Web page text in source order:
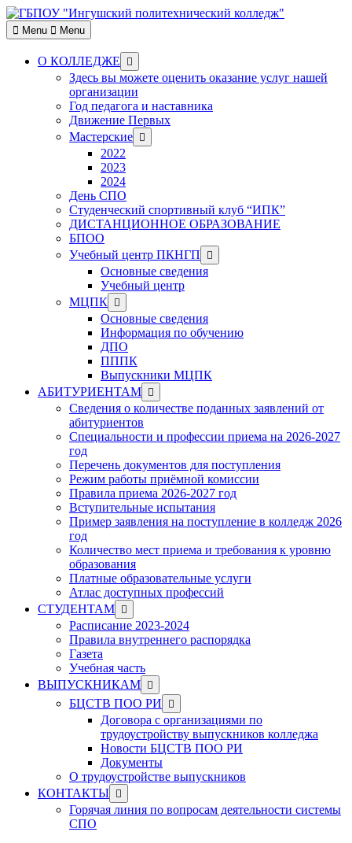
Skip
to
content
Menu Menu
О КОЛЛЕДЖЕ
Show
sub
menu
Здесь вы можете оценить оказание услуг нашей
организации
Год педагога и наставника
Движение Первых
Мастерские Show
sub
2022
2023
2024
День СПО
Студенческий спортивный клуб “ИПК”
ДИСТАНЦИОННОЕ ОБРАЗОВАНИЕ
БПОО
Учебный центр ПКНГП
Show
sub
menu
Основные сведения
Учебный центр
МЦПК Show
sub
menu
Основные сведения
Информация по обучению
ДПО
ПППК
Выпускники МЦПК
АБИТУРИЕНТАМ Show
sub
menu
Сведения о количестве поданных заявлений от
абитуриентов
Специальности и профессии приема на 2026-2027
год
Перечень документов для поступления
Режим работы приёмной комиссии
Правила приема 2026-2027 год
Вступительные испытания
Пример заявления на поступление в колледж 2026
год
Количество мест приема и требования к уровню
образования
Платные образовательные услуги
Атлас доступных профессий
СТУДЕНТАМ Show
sub
menu
Расписание 2023-2024
Правила внутреннего распорядка
Газета
Учебная часть
ВЫПУСКНИКАМ Show
sub
menu
БЦСТВ ПОО РИ
Show
sub
menu
Договора с организациями по
трудоустройству выпускников колледжа
Новости БЦСТВ ПОО РИ
Документы
О трудоустройстве выпускников
КОНТАКТЫ Show
sub
menu
Горячая линия по вопросам деятельности системы
СПО